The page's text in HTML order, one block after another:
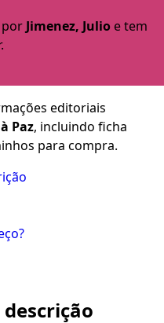
por Jimenez, Julio e tem
editoriais
Paz, incluindo ficha
para compra.